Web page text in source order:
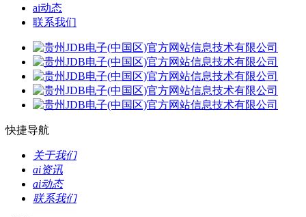
ai动态
联系我们
快捷导航
关于我们
ai资讯
ai动态
联系我们